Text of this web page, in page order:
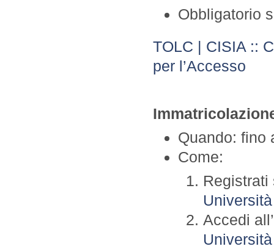
Obbligatorio
TOLC | CISIA ::
per l’Accesso
Quando: fino
Come:
Accedi